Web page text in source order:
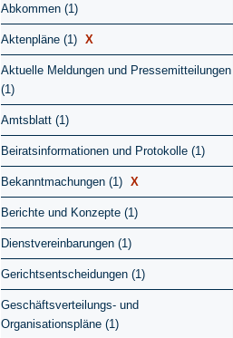
Abkommen (1)
Aktenpläne (1) X
Aktuelle Meldungen und Pressemitteilungen
(1)
Amtsblatt (1)
Beiratsinformationen und Protokolle (1)
Bekanntmachungen (1) X
Berichte und Konzepte (1)
Dienstvereinbarungen (1)
Gerichtsentscheidungen (1)
Geschäftsverteilungs- und
Organisationspläne (1)